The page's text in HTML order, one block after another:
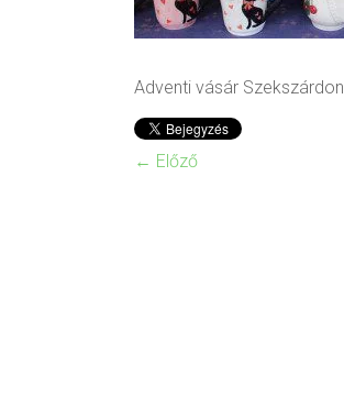
Adventi vásár Szekszárdon
← Előző